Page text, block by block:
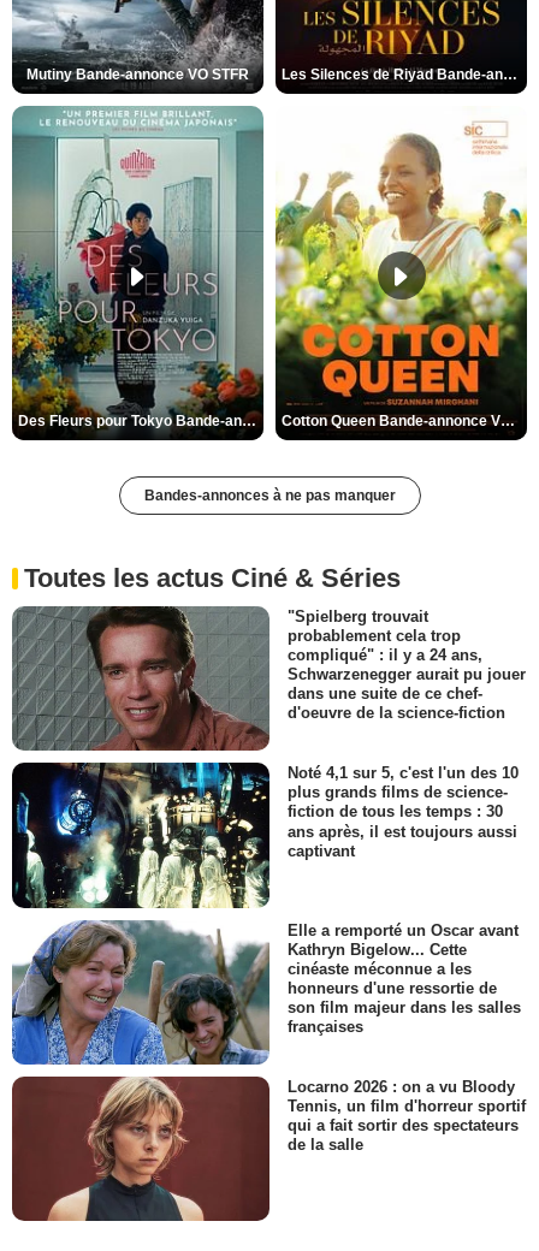
Mutiny Bande-annonce VO STFR Les Silences de Riyad Bande-annonce VO STFR
Des Fleurs pour Tokyo Bande-annonce VO STFR Cotton Queen Bande-annonce VO STFR
Bandes-annonces à ne pas manquer
Toutes les actus Ciné & Séries
"Spielberg trouvait
probablement cela trop
compliqué" : il y a 24 ans,
Schwarzenegger aurait pu jouer
dans une suite de ce chef-
d'oeuvre de la science-fiction
Noté 4,1 sur 5, c'est l'un des 10
plus grands films de science-
fiction de tous les temps : 30
ans après, il est toujours aussi
captivant
Elle a remporté un Oscar avant
Kathryn Bigelow... Cette
cinéaste méconnue a les
honneurs d'une ressortie de
son film majeur dans les salles
françaises
Locarno 2026 : on a vu Bloody
Tennis, un film d'horreur sportif
qui a fait sortir des spectateurs
de la salle